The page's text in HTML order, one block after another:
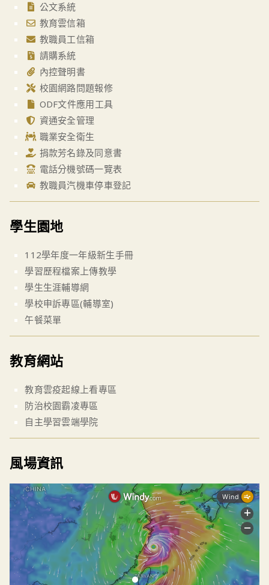
公文系統
教育雲信箱
教職員工信箱
請購系統
內控聲明書
校園網路問題報修
ODF文件應用工具
資通安全管理
職業安全衛生
捐款芳名錄及同意書
電話分機號碼一覽表
教職員汽機車停車登記
學生園地
112學年度一年級新生手冊
學習歷程檔案上傳教學
學生生涯輔導網
學校申訴專區(輔導室)
午餐菜單
教育網站
教育雲疫起線上看專區
防治校園霸凌專區
自主學習雲端學院
風場資訊